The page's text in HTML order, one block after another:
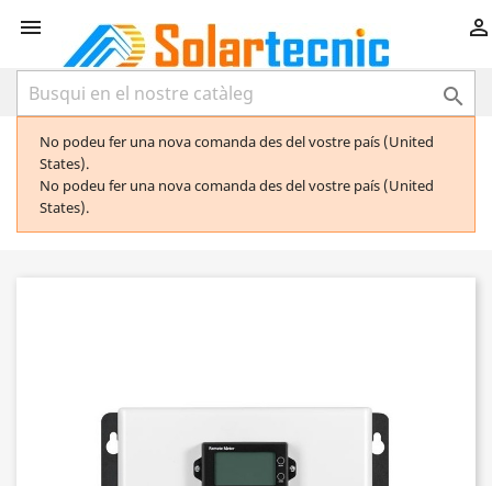
 

No podeu fer una nova comanda des del vostre país (United
States).
No podeu fer una nova comanda des del vostre país (United
States).